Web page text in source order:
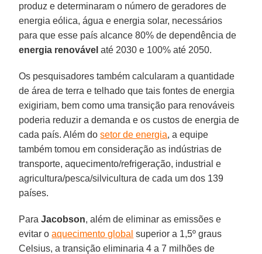
produz e determinaram o número de geradores de
energia eólica, água e energia solar, necessários
para que esse país alcance 80% de dependência de
energia renovável até 2030 e 100% até 2050.
Os pesquisadores também calcularam a quantidade
de área de terra e telhado que tais fontes de energia
exigiriam, bem como uma transição para renováveis
poderia reduzir a demanda e os custos de energia de
cada país. Além dosetor de energia, a equipe
também tomou em consideração as indústrias de
transporte, aquecimento/refrigeração, industrial e
agricultura/pesca/silvicultura de cada um dos 139
países.
ParaJacobson, além de eliminar as emissões e
evitar oaquecimento global superior a 1,5º graus
Celsius, a transição eliminaria 4 a 7 milhões de